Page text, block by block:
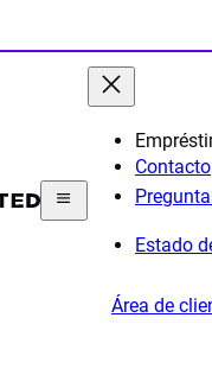
Contacto
Estado
Área de
Crédito